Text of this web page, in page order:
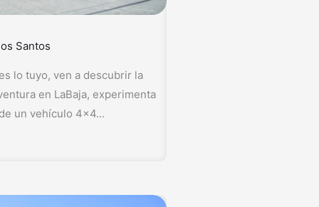
Santos
lo tuyo, ven a descubrir la
en LaBaja, experimenta
un vehículo 4x4...